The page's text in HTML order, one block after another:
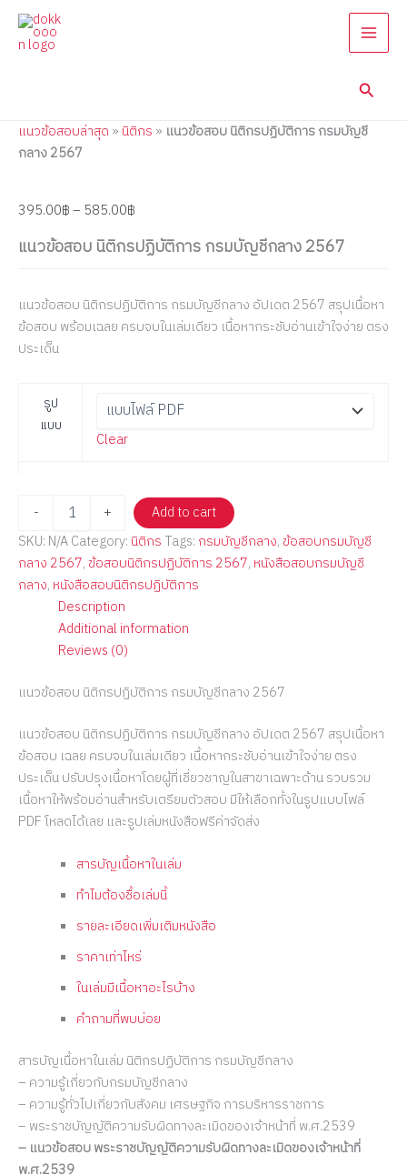
Skip
content
แนวข้อสอบล่าสุด » นิติกร » แนวข้อสอบ นิติกรปฏิบัติการ กรมบัญชี
กลาง 2567
395.00฿– 585.00฿
แนวข้อสอบ นิติกรปฏิบัติการ กรมบัญชีกลาง 2567
แนวข้อสอบ นิติกรปฏิบัติการ กรมบัญชีกลาง อัปเดต 2567 สรุปเนื้อหา
ข้อสอบ พร้อมเฉลย ครบจบในเล่มเดียว เนื้อหากระชับอ่านเข้าใจง่าย ตรง
ประเด็น
รูป
แบบ
Clear
-
ข้อสอบ
นิติกร
กลาง
2567
+
Add to cart
SKU: N/ACategory: นิติกรTags: กรมบัญชีกลาง, ข้อสอบกรมบัญชี
กลาง 2567, ข้อสอบนิติกรปฏิบัติการ 2567, หนังสือสอบกรมบัญชี
กลาง, หนังสือสอบนิติกรปฏิบัติการ
Description
Additional information
Reviews (0)
แนวข้อสอบ นิติกรปฏิบัติการ กรมบัญชีกลาง 2567
แนวข้อสอบ นิติกรปฏิบัติการ กรมบัญชีกลาง อัปเดต 2567 สรุปเนื้อหา
ข้อสอบ เฉลย ครบจบในเล่มเดียว เนื้อหากระชับอ่านเข้าใจง่าย ตรง
ประเด็น ปรับปรุงเนื้อหาโดยผู้ที่เชี่ยวชาญในสาขาเฉพาะด้าน รวบรวม
เนื้อหาให้พร้อมอ่านสำหรับเตรียมตัวสอบ มีให้เลือกทั้งในรูปแบบไฟล์
PDF โหลดได้เลย และรูปเล่มหนังสือฟรีค่าจัดส่ง
สารบัญเนื้อหาในเล่ม
ทำไมต้องชื้อเล่มนี้
รายละเอียดเพิ่มเติมหนังสือ
ราคาเท่าไหร่
ในเล่มมีเนื้อหาอะไรบ้าง
คำถามที่พบบ่อย
สารบัญเนื้อหาในเล่ม นิติกรปฏิบัติการ กรมบัญชีกลาง
– ความรู้เกี่ยวกับกรมบัญชีกลาง
– ความรู้ทั่วไปเกี่ยวกับสังคม เศรษฐกิจ การบริหารราชการ
– พระราชบัญญัติความรับผิดทางละเมิดของเจ้าหน้าที่ พ.ศ.2539
– แนวข้อสอบ พระราชบัญญัติความรับผิดทางละเมิดของเจ้าหน้าที่
พ.ศ.2539